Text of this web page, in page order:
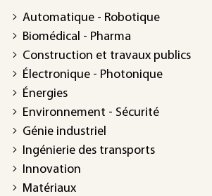
Automatique - Robotique
Biomédical - Pharma
Construction et travaux publics
Électronique - Photonique
Énergies
Environnement - Sécurité
Génie industriel
Ingénierie des transports
Innovation
Matériaux